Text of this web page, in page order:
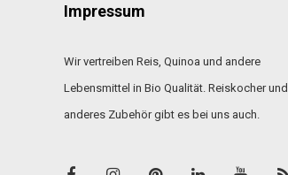
Impressum
Wir vertreiben Reis, Quinoa und andere
Lebensmittel in Bio Qualität. Reiskocher und
anderes Zubehör gibt es bei uns auch.